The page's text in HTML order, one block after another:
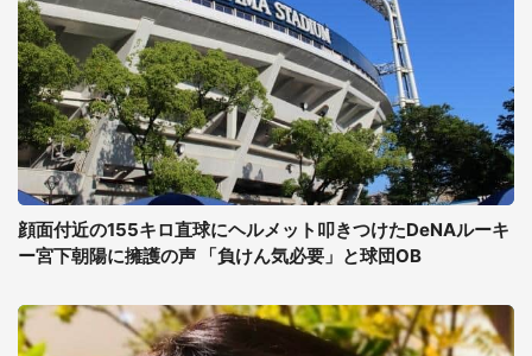
顔面付近の155キロ直球にヘルメット叩きつけたDeNAルーキ
ー宮下朝陽に擁護の声 「負けん気必要」と球団OB